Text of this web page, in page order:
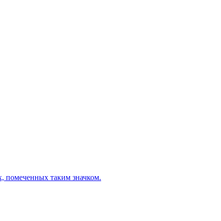
помеченных таким значком.